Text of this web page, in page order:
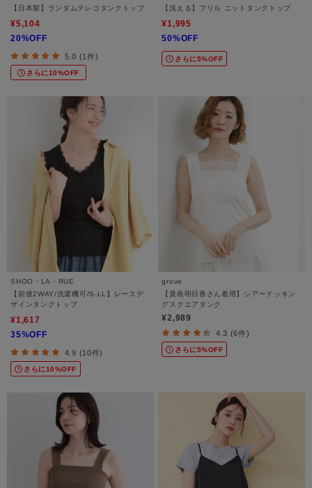
【日本製】ランダムテレコタンクトップ
¥5,104
20%OFF
5.0 (1件)
さらに10%OFF
【洗える】フリル ニットタンクトップ
¥1,995
50%OFF
さらに5%OFF
SHOO・LA・RUE
【前後2WAY/洗濯機可/S-LL】レースデ
ザインタンクトップ
¥1,617
35%OFF
4.9 (10件)
さらに10%OFF
grove
【貴島明日香さん着用】シアードッキン
グスクエアタンク
¥2,989
4.3 (6件)
さらに5%OFF